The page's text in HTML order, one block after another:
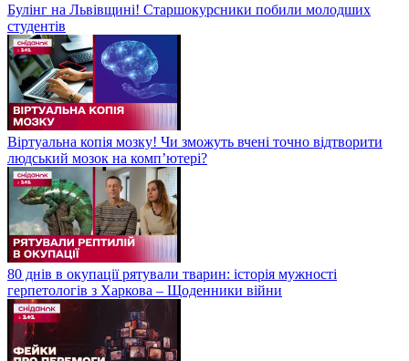
Булінг на Львівщині! Старшокурсники побили молодших
студентів
Віртуальна копія мозку! Чи зможуть вчені точно відтворити
людський мозок на компʼютері?
80 днів в окупації рятували тварин: історія мужності
герпетологів з Харкова – Щоденники війни